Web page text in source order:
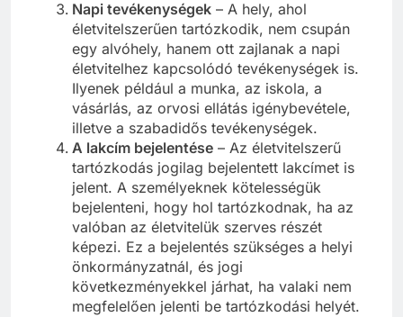
Napi tevékenységek – A hely, ahol
életvitelszerűen tartózkodik, nem csupán
egy alvóhely, hanem ott zajlanak a napi
életvitelhez kapcsolódó tevékenységek is.
Ilyenek például a munka, az iskola, a
vásárlás, az orvosi ellátás igénybevétele,
illetve a szabadidős tevékenységek.
A lakcím bejelentése – Az életvitelszerű
tartózkodás jogilag bejelentett lakcímet is
jelent. A személyeknek kötelességük
bejelenteni, hogy hol tartózkodnak, ha az
valóban az életvitelük szerves részét
képezi. Ez a bejelentés szükséges a helyi
önkormányzatnál, és jogi
következményekkel járhat, ha valaki nem
megfelelően jelenti be tartózkodási helyét.